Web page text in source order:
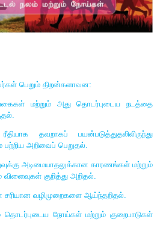
மாணவர்கள் பெறும் திறன்களாவன:
வகைகள் மற்றும் அது